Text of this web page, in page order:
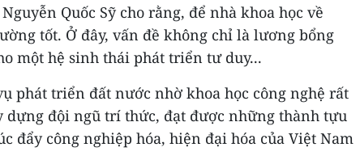
Quốc Sỹ cho rằng, để nhà khoa học về
tốt. Ở đây, vấn đề không chỉ là lương bổng
một hệ sinh thái phát triển tư duy...
phát triển đất nước nhờ khoa học công nghệ rất
dựng đội ngũ trí thức, đạt được những thành tựu
đẩy công nghiệp hóa, hiện đại hóa của Việt Nam